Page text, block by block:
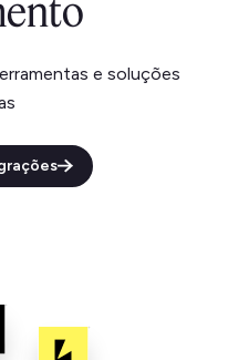
e soluções